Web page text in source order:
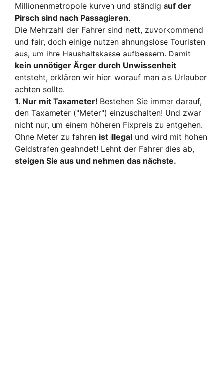
Millionenmetropole kurven und ständig auf der
Pirsch sind nach Passagieren.
Die Mehrzahl der Fahrer sind nett, zuvorkommend
und fair, doch einige nutzen ahnungslose Touristen
aus, um ihre Haushaltskasse aufbessern. Damit
kein unnötiger Ärger durch Unwissenheit
entsteht, erklären wir hier, worauf man als Urlauber
achten sollte.
1. Nur mit Taxameter! Bestehen Sie immer darauf,
den Taxameter ("Meter") einzuschalten! Und zwar
nicht nur, um einem höheren Fixpreis zu entgehen.
Ohne Meter zu fahren ist illegal und wird mit hohen
Geldstrafen geahndet! Lehnt der Fahrer dies ab,
steigen Sie aus und nehmen das nächste.